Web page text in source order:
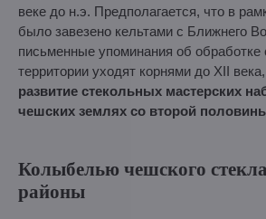
веке до н.э. Предполагается, что в
было завезено кельтами с Ближнего
письменные упоминания об обработке
территории уходят корнями до XII века,
развитие стекольных мастерских
чешских землях со второй
Колыбелью чешского
районы